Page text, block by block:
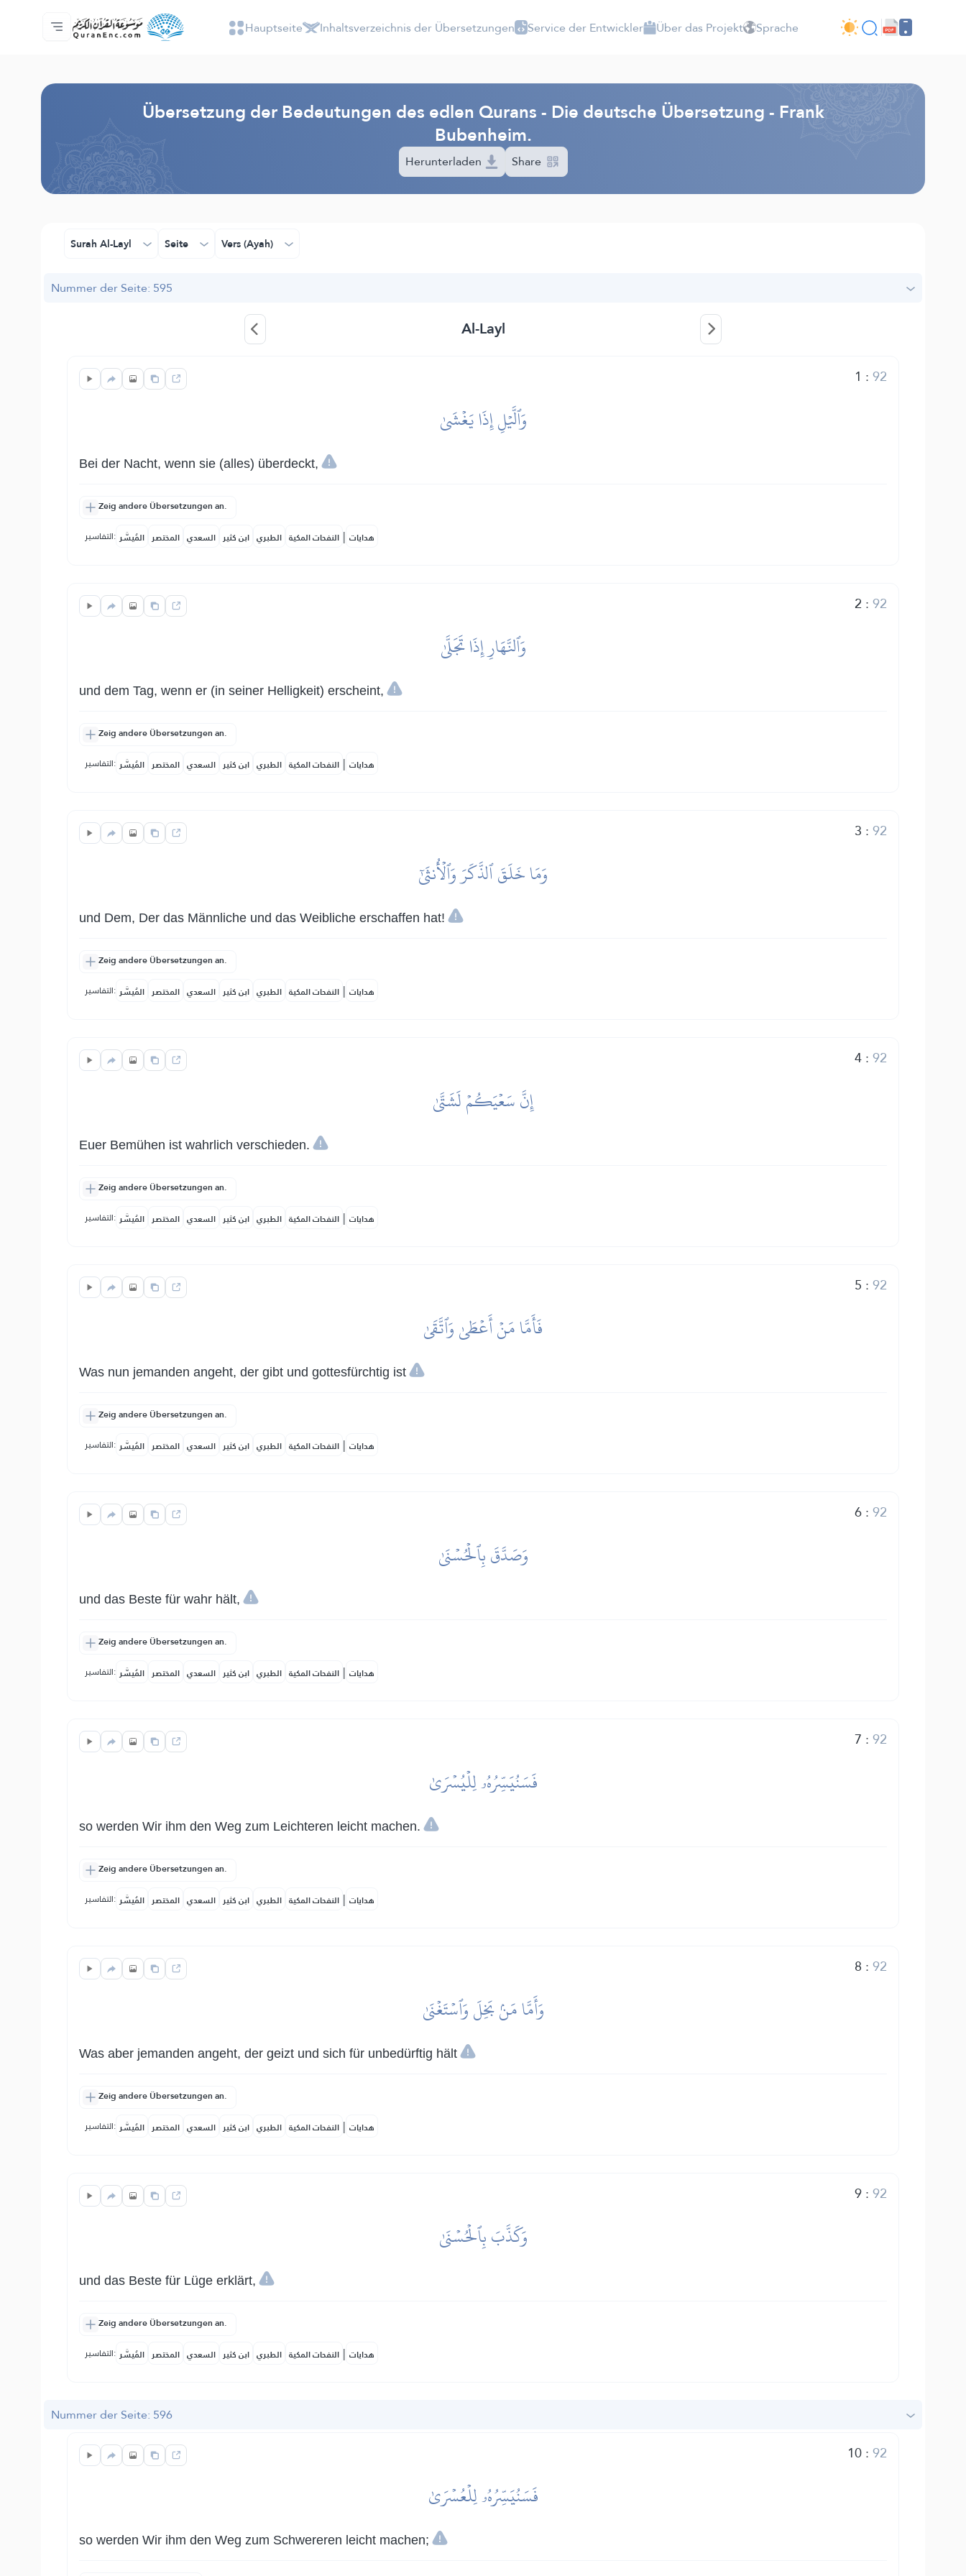
Hauptseite
Inhaltsverzeichnis der Übersetzungen
Audio
Service der Entwickler - API
Über das Projekt
Kontakt
Sprache Hauptseite Inhaltsverzeichnis der Übersetzungen Service der Entwickler Über das Projekt Sprache
Übersetzung der Bedeutungen des edlen Qurans - Die deutsche Übersetzung - Frank
Bubenheim.
Herunterladen Share
Surah Al-Layl Seite Vers (Ayah)
Nummer der Seite: 595
Al-Layl
1 :92
وَٱلَّيۡلِ إِذَا يَغۡشَىٰ
Bei der Nacht, wenn sie (alles) überdeckt,
Zeig andere Übersetzungen an.
التفاسير: المُيسَّر المختصر السعدي ابن كثير الطبري النفحات المكية | هدايات
2 :92
وَٱلنَّهَارِ إِذَا تَجَلَّىٰ
und dem Tag, wenn er (in seiner Helligkeit) erscheint,
Zeig andere Übersetzungen an.
التفاسير: المُيسَّر المختصر السعدي ابن كثير الطبري النفحات المكية | هدايات
3 :92
وَمَا خَلَقَ ٱلذَّكَرَ وَٱلۡأُنثَىٰٓ
und Dem, Der das Männliche und das Weibliche erschaffen hat!
Zeig andere Übersetzungen an.
التفاسير: المُيسَّر المختصر السعدي ابن كثير الطبري النفحات المكية | هدايات
4:92
إِنَّ سَعۡيَكُمۡ لَشَتَّىٰ
Euer Bemühen ist wahrlich verschieden.
Zeig andere Übersetzungen an.
التفاسير: المُيسَّر المختصر السعدي ابن كثير الطبري النفحات المكية | هدايات
5 :92
فَأَمَّا مَنۡ أَعۡطَىٰ وَٱتَّقَىٰ
Was nun jemanden angeht, der gibt und gottesfürchtig ist
Zeig andere Übersetzungen an.
التفاسير: المُيسَّر المختصر السعدي ابن كثير الطبري النفحات المكية | هدايات
6:92
وَصَدَّقَ بِٱلۡحُسۡنَىٰ
und das Beste für wahr hält,
Zeig andere Übersetzungen an.
التفاسير: المُيسَّر المختصر السعدي ابن كثير الطبري النفحات المكية | هدايات
7 :92
فَسَنُيَسِّرُهُۥ لِلۡيُسۡرَىٰ
so werden Wir ihm den Weg zum Leichteren leicht machen.
Zeig andere Übersetzungen an.
التفاسير: المُيسَّر المختصر السعدي ابن كثير الطبري النفحات المكية | هدايات
8 :92
وَأَمَّا مَنۢ بَخِلَ وَٱسۡتَغۡنَىٰ
Was aber jemanden angeht, der geizt und sich für unbedürftig hält
Zeig andere Übersetzungen an.
التفاسير: المُيسَّر المختصر السعدي ابن كثير الطبري النفحات المكية | هدايات
9:92
وَكَذَّبَ بِٱلۡحُسۡنَىٰ
und das Beste für Lüge erklärt,
Zeig andere Übersetzungen an.
التفاسير: المُيسَّر المختصر السعدي ابن كثير الطبري النفحات المكية | هدايات
Nummer der Seite: 596
10:92
فَسَنُيَسِّرُهُۥ لِلۡعُسۡرَىٰ
so werden Wir ihm den Weg zum Schwereren leicht machen;